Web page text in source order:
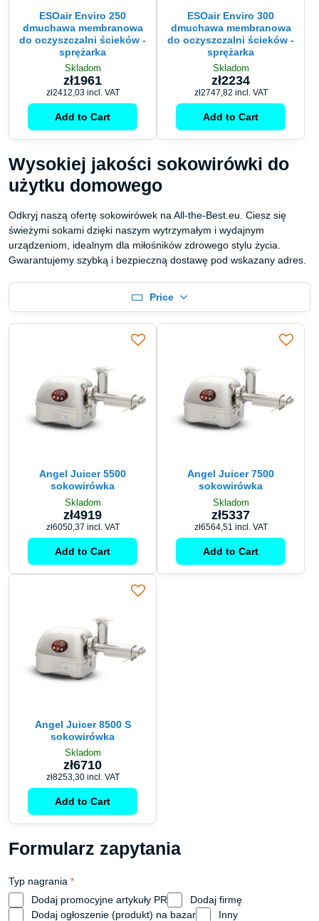
ESOair Enviro 250
dmuchawa membranowa
do oczyszczalni ścieków -
sprężarka
Skladom
zł1961
zł2412,03 incl. VAT
Add to Cart
ESOair Enviro 300
dmuchawa membranowa
do oczyszczalni ścieków -
sprężarka
Skladom
zł2234
zł2747,82 incl. VAT
Add to Cart
Wysokiej jakości sokowirówki do
użytku domowego
Odkryj naszą ofertę sokowirówek na All-the-Best.eu. Ciesz się
świeżymi sokami dzięki naszym wytrzymałym i wydajnym
urządzeniom, idealnym dla miłośników zdrowego stylu życia.
Gwarantujemy szybką i bezpieczną dostawę pod wskazany adres.
Price
Angel Juicer 5500
sokowirówka
Skladom
zł4919
zł6050,37 incl. VAT
Add to Cart
Angel Juicer 7500
sokowirówka
Skladom
zł5337
zł6564,51 incl. VAT
Add to Cart
Angel Juicer 8500 S
sokowirówka
Skladom
zł6710
zł8253,30 incl. VAT
Add to Cart
Formularz zapytania
Typ nagrania *
Dodaj promocyjne artykuły PR
Dodaj firmę
Dodaj ogłoszenie (produkt) na bazar
Inny